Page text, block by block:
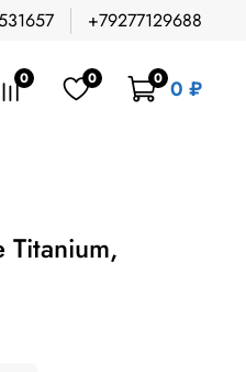
+79277129688
0 0 0 0 ₽